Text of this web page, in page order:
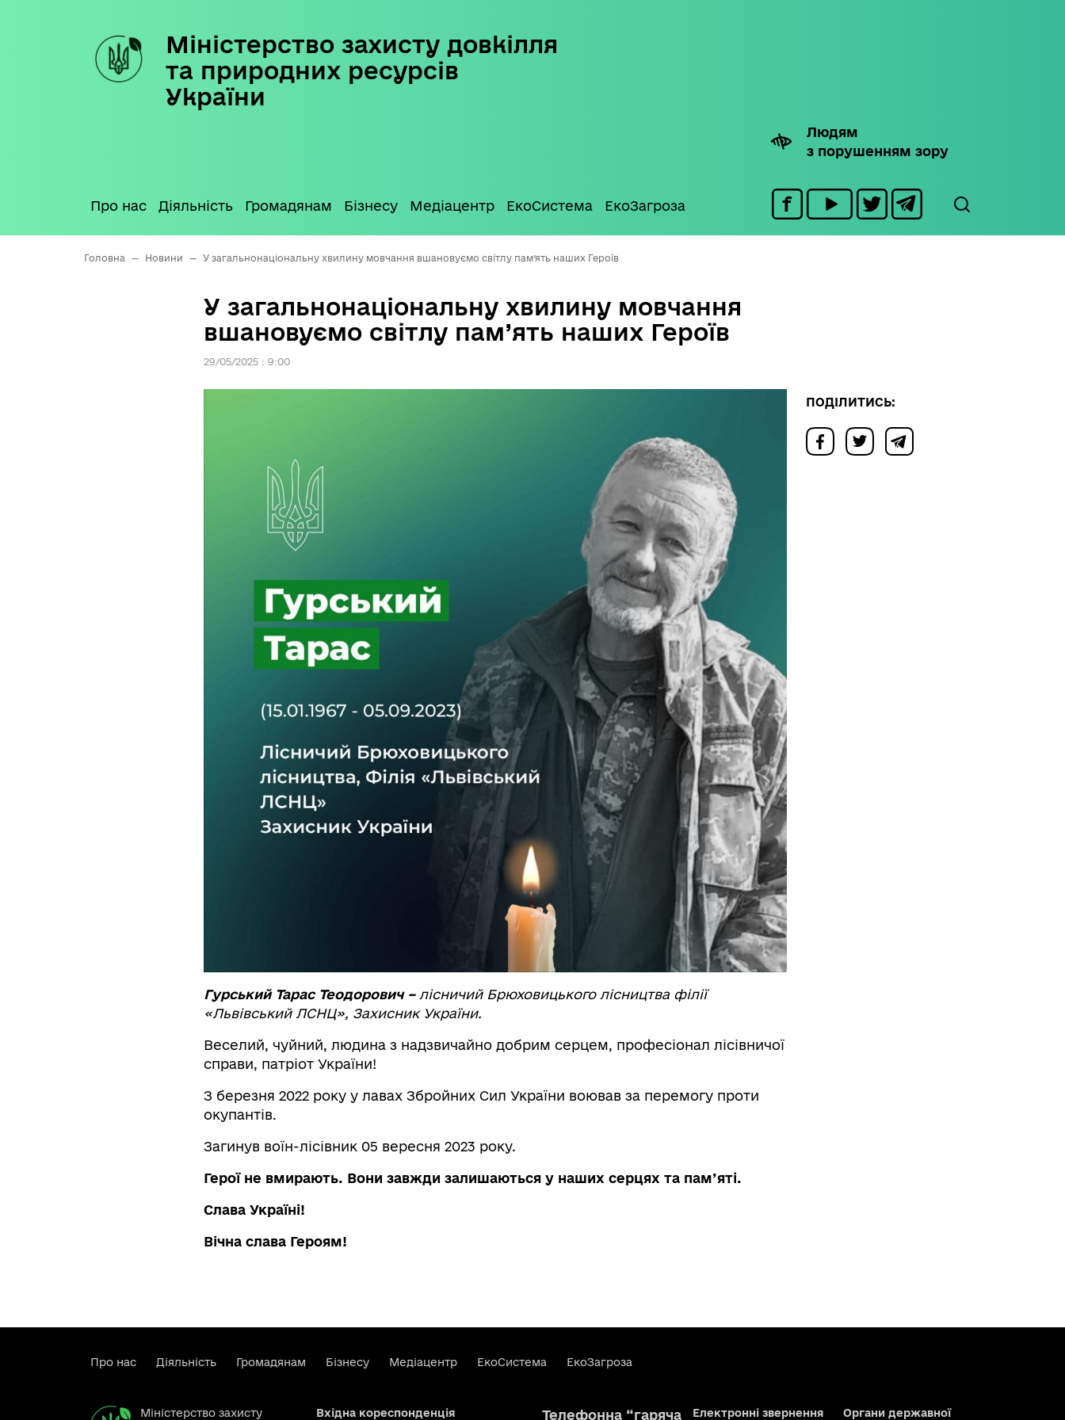
Міністерство захисту довкілля
та природних ресурсів
України
Людям
з порушенням зору
Про нас Діяльність Громадянам Бізнесу Медіацентр ЕкоСистема ЕкоЗагроза
Головна — Новини — У загальнонаціональну хвилину мовчання вшановуємо світлу пам’ять наших Героїв
У загальнонаціональну хвилину мовчання
вшановуємо світлу пам’ять наших Героїв
29/05/2025 : 9:00
Гурський Тарас Теодорович – лісничий Брюховицького лісництва філії
«Львівський ЛСНЦ», Захисник України.
Веселий, чуйний, людина з надзвичайно добрим серцем, професіонал лісівничої
справи, патріот України!
З березня 2022 року у лавах Збройних Сил України воював за перемогу проти
окупантів.
Загинув воїн-лісівник 05 вересня 2023 року.
Герої не вмирають. Вони завжди залишаються у наших серцях та пам’яті.
Слава Україні!
Вічна слава Героям!
ПОДІЛИТИСЬ:
Про нас Діяльність Громадянам Бізнесу Медіацентр ЕкоСистема ЕкоЗагроза
Міністерство захисту Вхідна кореспонденція Телефонна “гаряча Електронні звернення Органи державної